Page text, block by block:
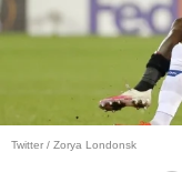
Twitter / Zorya Londonsk